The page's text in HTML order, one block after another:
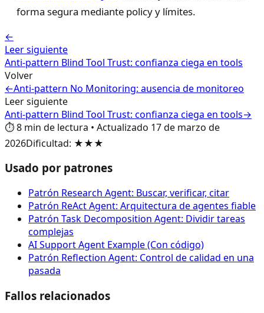
forma segura mediante policy y límites.
←
Leer siguiente
Anti-pattern Blind Tool Trust: confianza ciega en tools
Volver
←Anti-pattern No Monitoring: ausencia de monitoreo
Leer siguiente
Anti-pattern Blind Tool Trust: confianza ciega en tools→
⏱️8 min de lectura • Actualizado 17 de marzo de
2026Dificultad: ★★★
Usado por patrones
Patrón Research Agent: Buscar, verificar, citar
Patrón ReAct Agent: Arquitectura de agentes fiable
Patrón Task Decomposition Agent: Dividir tareas
complejas
AI Support Agent Example (Con código)
Patrón Reflection Agent: Control de calidad en una
pasada
Fallos relacionados